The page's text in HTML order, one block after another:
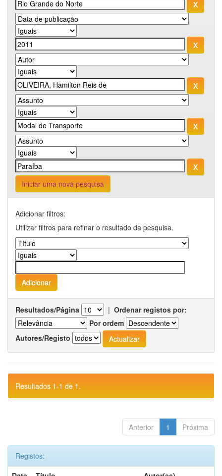
Iniciar uma nova pesquisa
Adicionar filtros:
Utilizar filtros para refinar o resultado da pesquisa.
Resultados/Página | Ordenar registos por:
Por ordem
Autores/Registo
Resultados 1-1 de 1.
Anterior 1 Próxima
Registos: